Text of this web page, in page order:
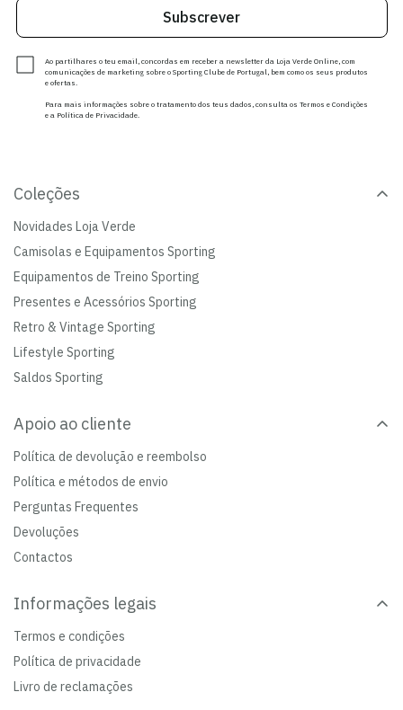
Subscrever
Ao partilhares o teu email, concordas em receber a newsletter da Loja Verde Online, com
comunicações de marketing sobre o Sporting Clube de Portugal, bem como os seus produtos
e ofertas.
Para mais informações sobre o tratamento dos teus dados, consulta os Termos e Condições
e a Política de Privacidade.
Coleções
Novidades Loja Verde
Camisolas e Equipamentos Sporting
Equipamentos de Treino Sporting
Presentes e Acessórios Sporting
Retro & Vintage Sporting
Lifestyle Sporting
Saldos Sporting
Apoio ao cliente
Política de devolução e reembolso
Política e métodos de envio
Perguntas Frequentes
Devoluções
Contactos
Informações legais
Termos e condições
Política de privacidade
Livro de reclamações